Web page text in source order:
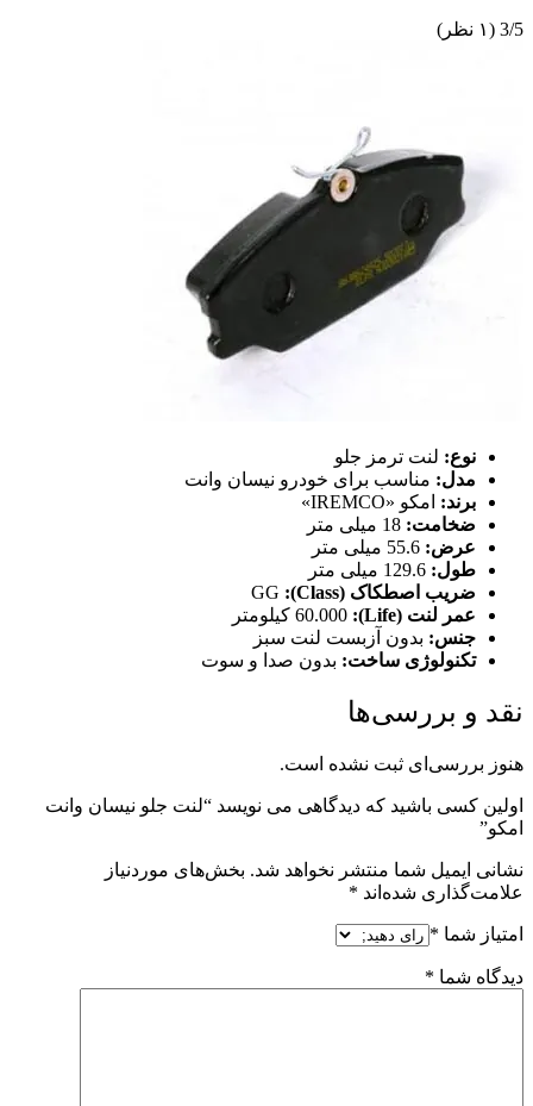
3/5 (۱ نظر)
نوع: لنت ترمز جلو
مدل: مناسب برای خودرو نیسان وانت
برند: امکو «IREMCO»
ضخامت:
عرض:
طول:
ضريب اصطکاک (Class):
GG
عمر لنت (Life):
جنس: بدون آزبست لنت سبز
تكنولوژی ساخت: بدون صدا و سوت
نقد و بررسی‌ها
هنوز بررسی‌ای ثبت نشده است.
اولین کسی باشید که دیدگاهی می نویسد “لنت جلو نیسان وانت
امکو”
نشانی ایمیل شما منتشر نخواهد شد. بخش‌های موردنیاز
علامت‌گذاری شده‌اند *
امتیاز شما *
دیدگاه شما *